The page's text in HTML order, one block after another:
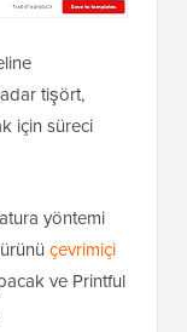
tişört,
için süreci
yöntemi
çevrimiçi
ve Printful